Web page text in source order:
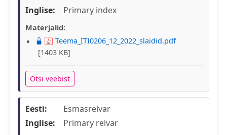
Inglise:
Primary index
Materjalid:
Teema_ITI0206_12_2022_slaidid.pdf
[1403 KB]
Otsi veebist
Eesti:
Esmasrelvar
Inglise:
Primary relvar